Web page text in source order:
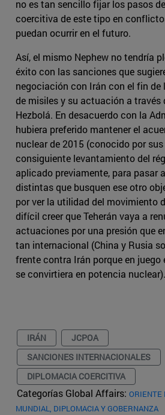
no es tan sencillo fijar los pasos
coercitiva de este tipo en
puedan ocurrir en el futuro.
Así, el mismo Nephew no tendría
éxito con las sanciones que
negociación con Irán con el fin de
de misiles y su actuación a través
Hezbolá. En desacuerdo con la
hubiera preferido mantener el
nuclear de 2015 (conocido por
consiguiente levantamiento del
aplicado previamente, para pasar
distintas que busquen ese otro
por ver la utilidad del movimiento
difícil creer que Teherán vaya a
actuaciones por una presión que
tan internacional (China y Rusia
frente contra Irán porque en juego
se convirtiera en potencia nuclear).
IRÁN
JCPOA
SANCIONES INTERNACIONALES
DIPLOMACIA COERCITIVA
Categorías Global Affairs: ORIENTE
MUNDIAL, DIPLOMACIA Y GOBERNANZA